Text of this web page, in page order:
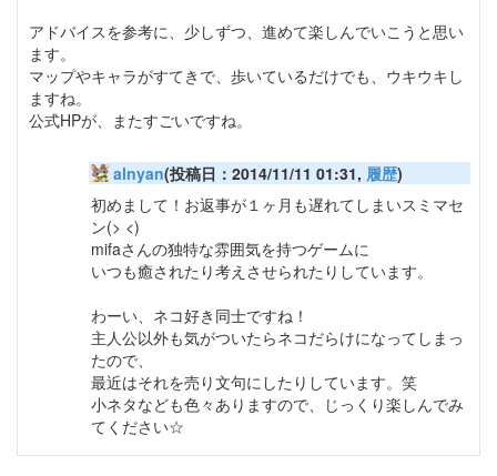
アドバイスを参考に、少しずつ、進めて楽しんでいこうと思い
ます。
マップやキャラがすてきで、歩いているだけでも、ウキウキし
ますね。
公式HPが、またすごいですね。
alnyan(投稿日：2014/11/11 01:31, 履歴)
初めまして！お返事が１ヶ月も遅れてしまいスミマセ
ン(> <)
mifaさんの独特な雰囲気を持つゲームに
いつも癒されたり考えさせられたりしています。
わーい、ネコ好き同士ですね！
主人公以外も気がついたらネコだらけになってしまっ
たので、
最近はそれを売り文句にしたりしています。笑
小ネタなども色々ありますので、じっくり楽しんでみ
てください☆